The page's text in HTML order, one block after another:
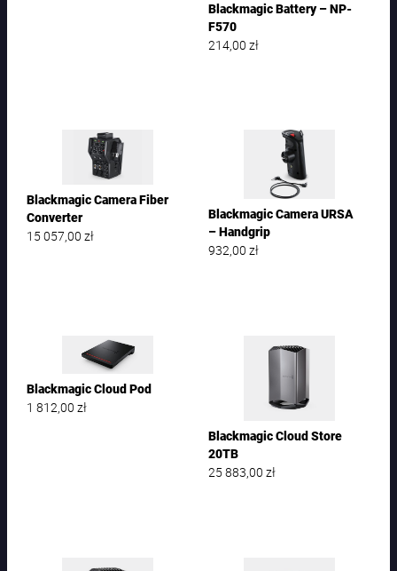
Blackmagic Battery – NP-
F570
214,00 zł
Blackmagic Camera Fiber
Converter
15 057,00zł
Blackmagic Camera URSA
– Handgrip
932,00 zł
Blackmagic Cloud Pod
1 812,00zł
Blackmagic Cloud Store
20TB
25 883,00 zł